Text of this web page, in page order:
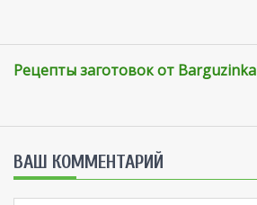
Рецепты заготовок от Barguzinka
ВАШ КОММЕНТАРИЙ